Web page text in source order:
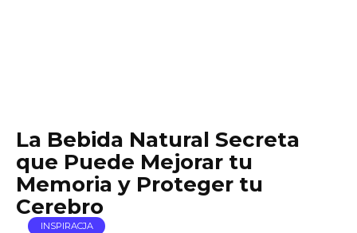
La Bebida Natural Secreta
que Puede Mejorar tu
Memoria y Proteger tu
Cerebro
INSPIRACJA